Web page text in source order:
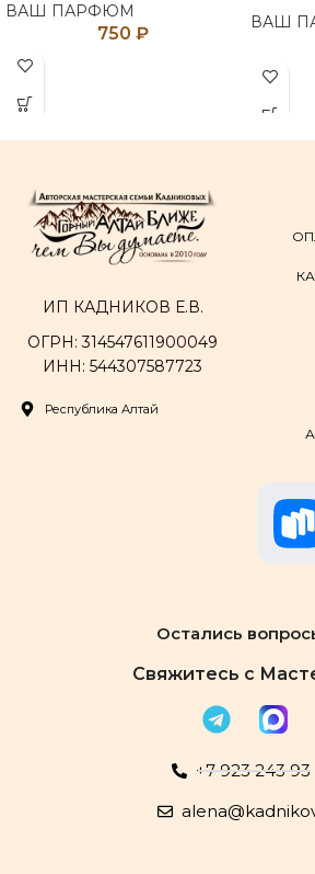
ВАШ ПАРФЮМ
750 ₽
ВАШ
ИП КАДНИКОВ Е.В.
ОГРН: 314547611900049
ИНН: 544307587723
Республика Алтай
Остались
Свяжитесь с
+7 923 243 93